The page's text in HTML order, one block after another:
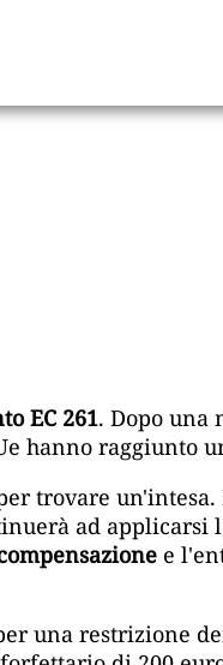
EC 261. Dopo una
hanno raggiunto
trovare un'intesa.
ad
e
una restrizione